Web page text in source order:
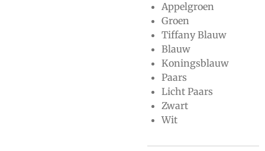
Appelgroen
Groen
Tiffany Blauw
Blauw
Koningsblauw
Paars
Licht Paars
Zwart
Wit